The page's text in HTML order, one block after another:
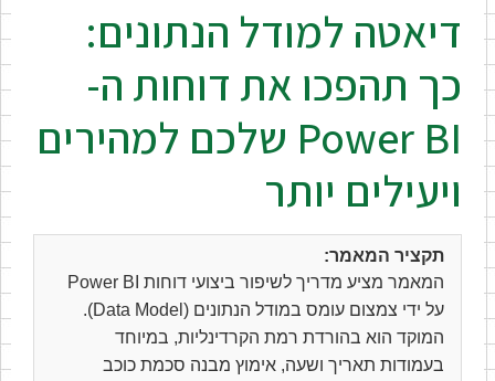
דיאטה למודל הנתונים:
כך תהפכו את דוחות ה-
Power BI שלכם למהירים
ויעילים יותר
תקציר המאמר:
המאמר מציע מדריך לשיפור ביצועי דוחות Power BI
על ידי צמצום עומס במודל הנתונים (Data Model).
המוקד הוא בהורדת רמת הקרדינליות, במיוחד
בעמודות תאריך ושעה, אימוץ מבנה סכמת כוכב